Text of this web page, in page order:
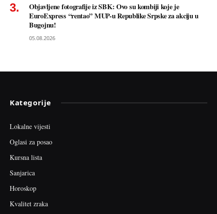
Objavljene fotografije iz SBK: Ovo su kombiji koje je
EuroExpress “rentao” MUP-u Republike Srpske za akciju u
Bugojnu!
05.08.2026
Kategorije
Lokalne vijesti
Oglasi za posao
Kursna lista
Sanjarica
Horoskop
Kvalitet zraka